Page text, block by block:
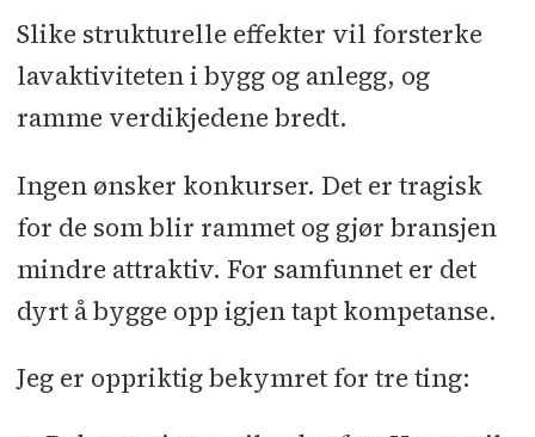
Slike strukturelle effekter vil forsterke
lavaktiviteten i bygg og anlegg, og
ramme verdikjedene bredt.
Ingen ønsker konkurser. Det er tragisk
for de som blir rammet og gjør bransjen
mindre attraktiv. For samfunnet er det
dyrt å bygge opp igjen tapt kompetanse.
Jeg er oppriktig bekymret for tre ting: